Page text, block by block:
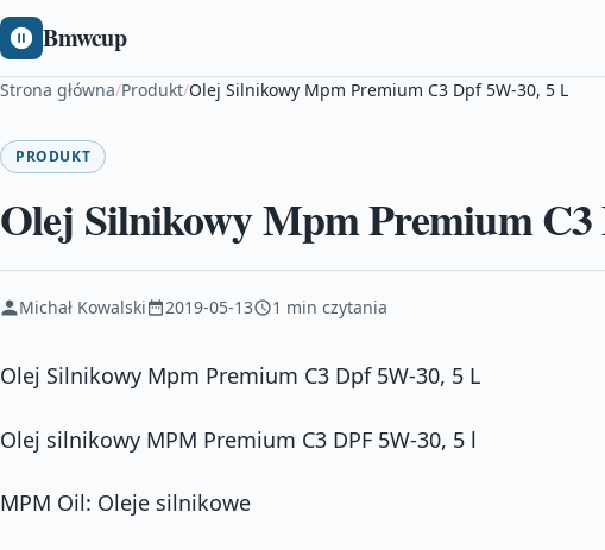
Bmwcup
Strona główna/Produkt/Olej Silnikowy Mpm Premium C3 Dpf 5W-30, 5 L
PRODUKT
Olej Silnikowy Mpm Premium C3
Michał Kowalski 2019-05-13 1 min czytania
Olej Silnikowy Mpm Premium C3 Dpf 5W-30, 5 L
Olej silnikowy MPM Premium C3 DPF 5W-30, 5 l
MPM Oil: Oleje silnikowe